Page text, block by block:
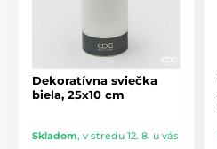
Dekoratívna sviečka
biela, 25x10 cm
Skladom, v stredu 12. 8. u vás